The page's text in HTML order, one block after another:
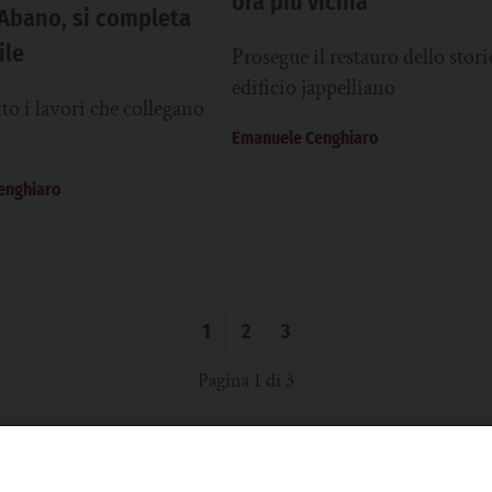
si completa
i lavori che collegano
Prosegue il restauro dello
edificio jappelliano
Emanuele Cenghiaro
1 2 3
Pagina 1 di 3